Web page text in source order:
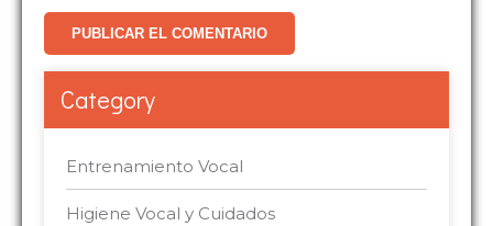
Category
Entrenamiento Vocal
Higiene Vocal y Cuidados